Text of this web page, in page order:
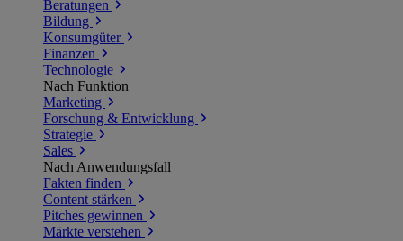
Beratungen
Bildung
Konsumgüter
Finanzen
Technologie
Nach Funktion
Marketing
Forschung & Entwicklung
Strategie
Sales
Nach Anwendungsfall
Fakten finden
Content stärken
Pitches gewinnen
Märkte verstehen